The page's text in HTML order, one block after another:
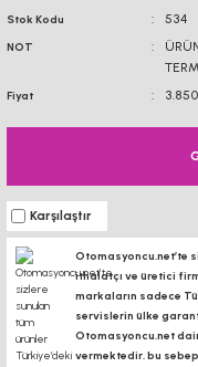
Stok Kodu 534
NOT
Fiyat
Karşılaştır
Otomasyoncu.net’te
ithalatçı ve üretici
markaların sadece
servislerin ülke
Otomasyoncu.net
vermektedir. bu